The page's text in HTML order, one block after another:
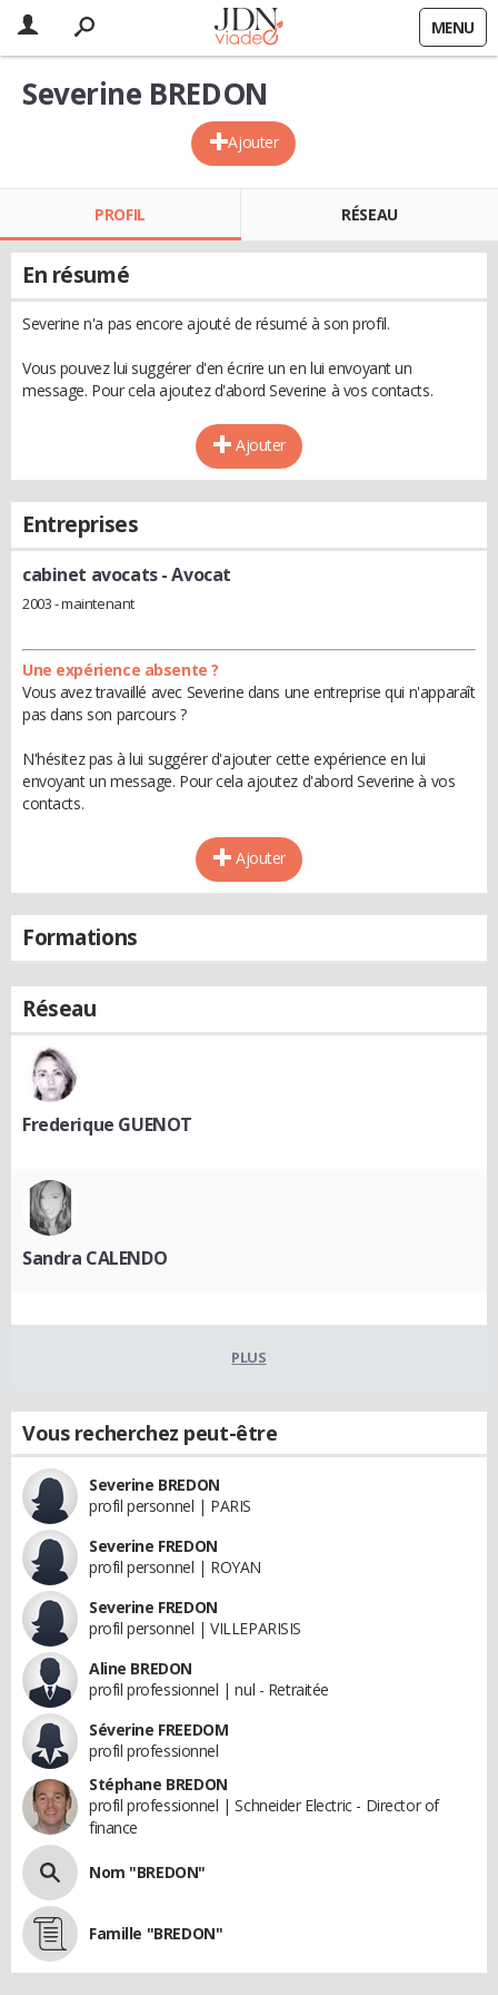
MENU
Ajouter
Severine BREDON
PROFIL RÉSEAU
En résumé
Severine n'a pas encore ajouté de résumé à son profil.
Vous pouvez lui suggérer d'en écrire un en lui envoyant un
message. Pour cela ajoutez d'abord Severine à vos contacts.
Ajouter
Entreprises
cabinet avocats- Avocat
2003 - maintenant
Une expérience absente ?
Vous avez travaillé avec Severine dans une entreprise qui n'apparaît
pas dans son parcours ?
N'hésitez pas à lui suggérer d'ajouter cette expérience en lui
envoyant un message. Pour cela ajoutez d'abord Severine à vos
contacts.
Ajouter
Formations
Réseau
Frederique GUENOT
Sandra CALENDO
PLUS
Vous recherchez peut-être
Severine BREDON
profil personnel | PARIS
Severine FREDON
profil personnel | ROYAN
Severine FREDON
profil personnel | VILLEPARISIS
Aline BREDON
profil professionnel | nul - Retraitée
Séverine FREEDOM
profil professionnel
Stéphane BREDON
profil professionnel | Schneider Electric - Director of
finance
Nom "BREDON"
Famille "BREDON"